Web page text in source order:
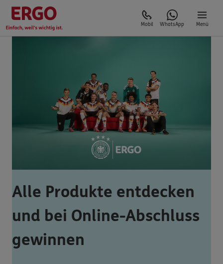
Mobil WhatsApp Menü
Alle Produkte entdecken
und bei Online-Abschluss
gewinnen